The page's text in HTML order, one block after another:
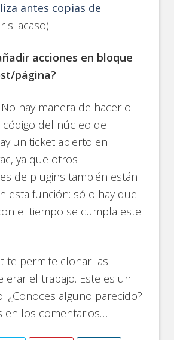
antes copias de
si acaso).
acciones en bloque
página?
hay manera de hacerlo
código del núcleo de
un ticket abierto en
ya que otros
de plugins también están
esta función: sólo hay que
el tiempo se cumpla este
te permite clonar las
el trabajo. Este es un
¿Conoces alguno parecido?
en los comentarios…